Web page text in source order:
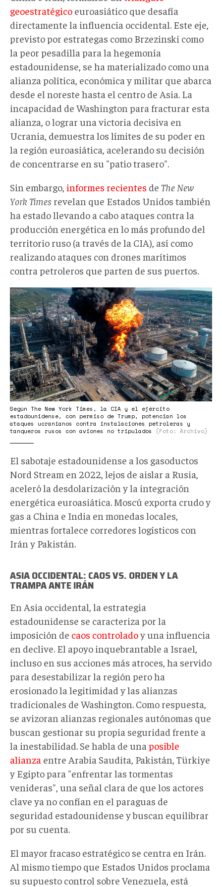
geoestratégico euroasiático que desafía
directamente la influencia occidental. Este eje,
previsto por estrategas como Brzezinski como
la peor pesadilla para la hegemonía
estadounidense, se ha materializado como una
alianza política, económica y militar que abarca
desde el noreste hasta el centro de Asia. La
incapacidad de Washington para fracturar esta
alianza, o lograr una victoria decisiva en
Ucrania, demuestra los límites de su poder en
la región euroasiática, acelerando su decisión
de concentrarse en su "patio trasero".
Sin embargo, informes recientes de The New
York Times revelan que Estados Unidos también
ha estado llevando a cabo ataques contra la
producción energética en lo más profundo del
territorio ruso (a través de la CIA), así como
realizando ataques con drones marítimos
contra petroleros que parten de sus puertos.
maxresdefault.jpg
Según The New York Times, la CIA y el ejército
estadounidense, con permiso de Trump, potencian los
ataques ucranianos contra instalaciones petroleras y
tanqueros rusos con aviones no tripulados
(Foto: Archivo)
El sabotaje estadounidense a los gasoductos
Nord Stream en 2022, lejos de aislar a Rusia,
aceleró la desdolarización y la integración
energética euroasiática. Moscú exporta crudo y
gas a China e India en monedas locales,
mientras fortalece corredores logísticos con
Irán y Pakistán.
ASIAOCCIDENTAL: CAOS VS. ORDEN Y LA
TRAMPAANTE IRÁN
En Asia occidental, la estrategia
estadounidense se caracteriza por la
imposición de caos controladoy una influencia
en declive. El apoyo inquebrantable a Israel,
incluso en sus acciones más atroces, ha servido
para desestabilizar la región pero ha
erosionado la legitimidad y las alianzas
tradicionales de Washington. Como respuesta,
se avizoran alianzas regionales autónomas que
buscan gestionar su propia seguridad frente a
la inestabilidad. Se habla de una posible
alianza entre Arabia Saudita, Pakistán, Türkiye
y Egipto para "enfrentar las tormentas
venideras", una señal clara de que los actores
clave ya no confían en el paraguas de
seguridad estadounidense y buscan equilibrar
por su cuenta.
El mayor fracaso estratégico se centra en Irán.
Al mismo tiempo que Estados Unidos proclama
su supuesto control sobre Venezuela, está